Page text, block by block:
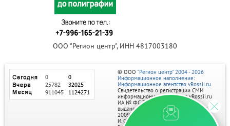
ООО "Регион центр", ИНН 4817003180
© ООО "Регион центр" 2004 - 2026
Информационное наполнение:
Информационное агентство vRossii.ru
Свидетельство о регистрации СМИ
информационного агентства vRossii.ru
ИА № ФС 77‑35502
выдано РОСКОМНАДЗОРом 04 марта
2009г.
И. О. Главного редактора Нарыков А. Н.